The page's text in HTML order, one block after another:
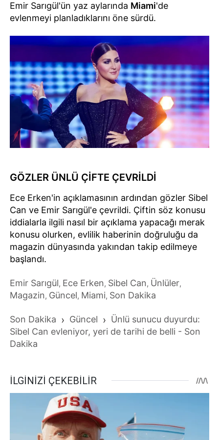
Emir Sarıgül'ün yaz aylarında Miami'de
evlenmeyi planladıklarını öne sürdü.
GÖZLER ÜNLÜ ÇİFTE ÇEVRİLDİ
Ece Erken'in açıklamasının ardından gözler Sibel
Can ve Emir Sarıgül'e çevrildi. Çiftin söz konusu
iddialarla ilgili nasıl bir açıklama yapacağı merak
konusu olurken, evlilik haberinin doğruluğu da
magazin dünyasında yakından takip edilmeye
başlandı.
Emir Sarıgül, Ece Erken, Sibel Can, Ünlüler,
Magazin, Güncel, Miami, Son Dakika
Son Dakika › Güncel › Ünlü sunucu duyurdu:
Sibel Can evleniyor, yeri de tarihi de belli - Son
Dakika